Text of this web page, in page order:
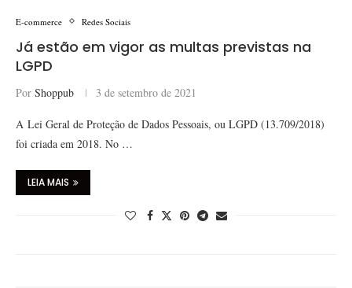
E-commerce Redes Sociais
Já estão em vigor as multas previstas na
LGPD
Por Shoppub 3 de setembro de 2021
A Lei Geral de Proteção de Dados Pessoais, ou LGPD (13.709/2018)
foi criada em 2018. No …
LEIA MAIS